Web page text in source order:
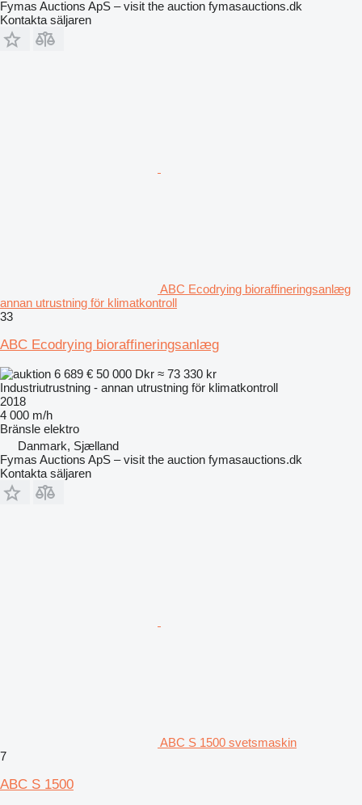
Fymas Auctions ApS – visit the auction fymasauctions.dk
Kontakta säljaren
ABC Ecodrying bioraffineringsanlæg
annan utrustning för klimatkontroll
33
ABC Ecodrying bioraffineringsanlæg
6 689 € 50 000 Dkr ≈ 73 330 kr
Industriutrustning - annan utrustning för klimatkontroll
2018
4 000 m/h
Bränsle elektro
Danmark, Sjælland
Fymas Auctions ApS – visit the auction fymasauctions.dk
Kontakta säljaren
ABC S 1500 svetsmaskin
7
ABC S 1500